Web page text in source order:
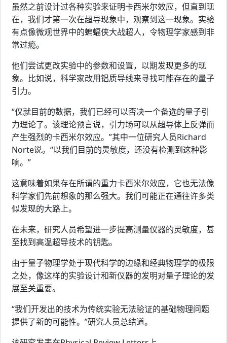
虽然之前设计过各种实验来证明卡西米尔效应，但直到现
在，我们才第一次在超导现象中，观察到这一现象。实验
有点像微观世界中的蝙蝠侠大战超人，令物理学家感到非
常过瘾。
他们尝试更改实验中的参数和设置，以期发现更多的现
象。比如说，科学家改用铝质导线来寻找可能存在的量子
引力。
“仅就目前的数据，我们已经可以否决一个备选的量子引
力理论了。该理论预言说，引力场可以从超导体上反弹而
产生强烈的卡西米尔效应。”其中一位研究人员Richard
Norte说。“以我们目前的灵敏度，还没有检测到这种影
响。”
这意味着如果存在所谓的重力卡西米尔效应，它也无法像
科学家们先前想象的那么强大。我们可能正在通往许多类
似发现的大路上。
在未来，研究人员希望进一步提高测量仪器的灵敏度，甚
至找到高温超导技术的钥匙。
由于量子物理学处于现代科学的边缘和经典物理学的极限
之处，像这样的实验设计和新仪器的发明对量子理论的发
展至关重要。
“我们开发出的技术为传统实验无法验证的基础物理问题
提供了新的可能性。”研究人员总结道。